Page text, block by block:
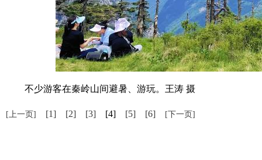
不少游客在秦岭山间避暑、游玩。王涛 摄
[上一页] [1] [2] [3] [4] [5] [6] [下一页]